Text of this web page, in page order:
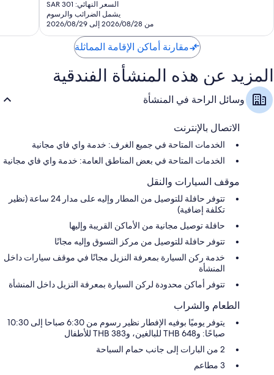
هو
SAR
248
السعر النهائي: SAR 301
يشمل الضرائب والرسوم
من 2026/08/28 إلى 2026/08/29
مقارنة أماكن الإقامة المماثلة
المزيد عن هذه المنشأة الفندقية
وسائل الراحة في المنشأة
الاتصال بالإنترنت
الخدمات المتاحة في جميع الغرف: خدمة واي فاي مجانية
الخدمات المتاحة في بعض المناطق العامة: خدمة واي فاي مجانية
موقف السيارات والنقل
تتوفر حافلة للتوصيل من المطار وإليه على مدار 24 ساعة (نظير
تكلفة إضافية)
حافلة توصيل مجانية من الأماكن القريبة وإليها
تتوفر حافلة للتوصيل من مركز التسوق وإليه مجانًا
خدمة ركن السيارة بمعرفة النزيل مجانًا في موقف سيارات داخل
المنشأة
تتوفر أماكن محدودة لركن السيارة بمعرفة النزيل داخل المنشأة
الطعام والشراب
يتوفر يوميًا بوفيه الإفطار نظير رسوم من 6:30 صباحا إلى 10:30
صباحًا: و648 THB للبالغين، و383 THB للأطفال
2 من البارات إلى جانب حمام السباحة
3 مطاعم